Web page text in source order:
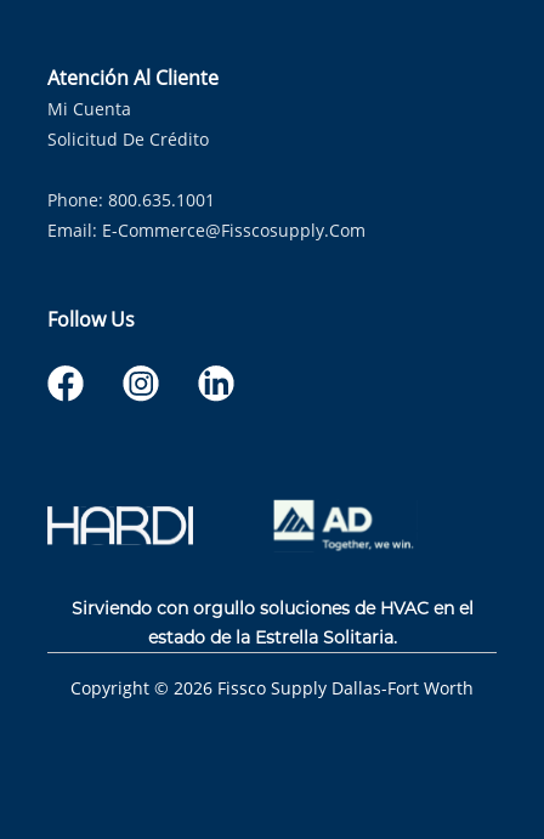
Atención Al Cliente
Mi Cuenta
Solicitud De Crédito
Phone: 800.635.1001
Email: E-Commerce@fisscosupply.com
Follow Us
Sirviendo con orgullo soluciones de HVAC en el
estado de la Estrella Solitaria.
Copyright © 2026 Fissco Supply Dallas-Fort Worth